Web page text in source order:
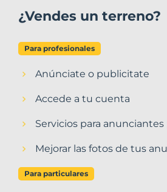
¿Vendes un terreno?
Para profesionales
Anúnciate o publicitate
Accede a tu cuenta
Servicios para
Mejorar las fotos de tus
Para particulares